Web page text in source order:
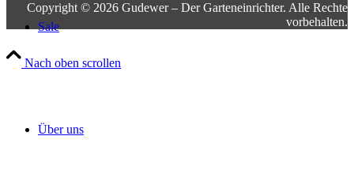
Sale
Über uns
Copyright © 2026 Gudewer – Der Garteneinrichter.­ ­Alle Rechte
vorbehalten.
Nach oben scrollen